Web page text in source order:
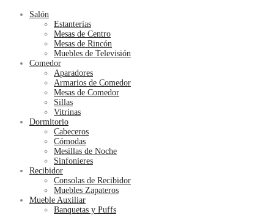
Salón
Estanterías
Mesas de Centro
Mesas de Rincón
Muebles de Televisión
Comedor
Aparadores
Armarios de Comedor
Mesas de Comedor
Sillas
Vitrinas
Dormitorio
Cabeceros
Cómodas
Mesillas de Noche
Sinfonieres
Recibidor
Consolas de Recibidor
Muebles Zapateros
Mueble Auxiliar
Banquetas y Puffs